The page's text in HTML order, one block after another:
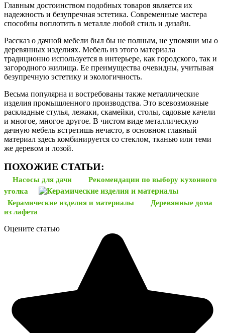
Главным достоинством подобных товаров является их
надежность и безупречная эстетика. Современные мастера
способны воплотить в металле любой стиль и дизайн.
Рассказ о дачной мебели был бы не полным, не упомяни мы о
деревянных изделиях. Мебель из этого материала
традиционно используется в интерьере, как городского, так и
загородного жилища. Ее преимущества очевидны, учитывая
безупречную эстетику и экологичность.
Весьма популярна и востребованы также металлические
изделия промышленного производства. Это всевозможные
раскладные стулья, лежаки, скамейки, столы, садовые качели
и многое, многое другое. В чистом виде металлическую
дачную мебель встретишь нечасто, в основном главный
материал здесь комбинируется со стеклом, тканью или теми
же деревом и лозой.
ПОХОЖИЕ СТАТЬИ:
Насосы для дачи
Рекомендации по выбору кухонного
уголка
Керамические изделия и материалы
Деревянные дома
из лафета
Оцените статью